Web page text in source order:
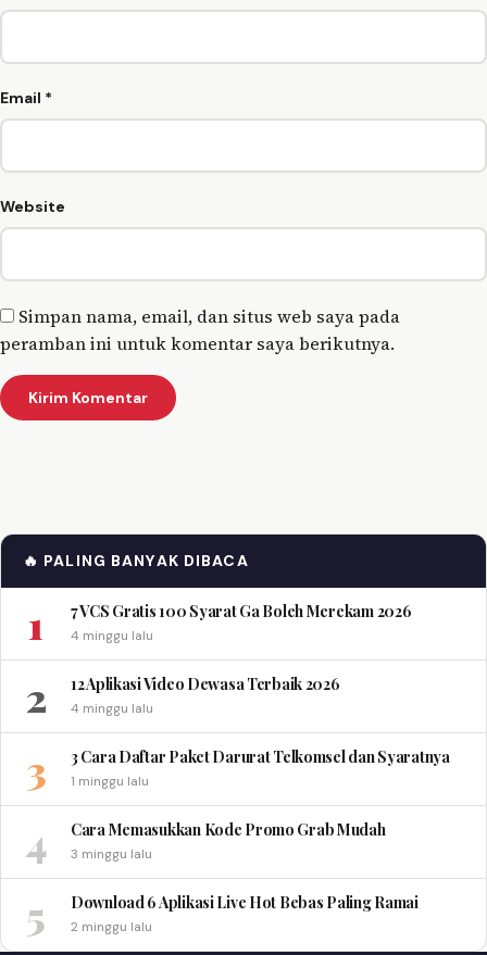
Email *
Website
Simpan nama, email, dan situs web saya pada
peramban ini untuk komentar saya berikutnya.
🔥 PALING BANYAK DIBACA
1 7 VCS Gratis 100 Syarat Ga Boleh Merekam 2026
4 minggu lalu
2 12 Aplikasi Video Dewasa Terbaik 2026
4 minggu lalu
3 3 Cara Daftar Paket Darurat Telkomsel dan Syaratnya
1 minggu lalu
4 Cara Memasukkan Kode Promo Grab Mudah
3 minggu lalu
5 Download 6 Aplikasi Live Hot Bebas Paling Ramai
2 minggu lalu